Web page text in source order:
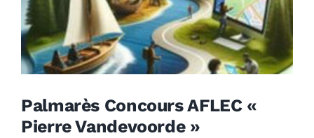
Palmarès Concours AFLEC «
Pierre Vandevoorde »